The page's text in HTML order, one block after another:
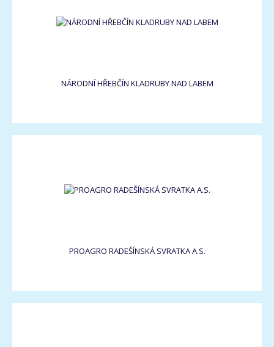
NÁRODNÍ HŘEBČÍN KLADRUBY NAD LABEM
PROAGRO RADEŠÍNSKÁ SVRATKA A.S.